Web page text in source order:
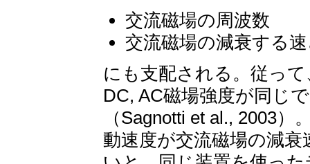
交流磁場の周波数
交流磁場の減衰する
にも支配される。従っ
DC, AC磁場強度が同じ
（Sagnotti et al., 2003
動速度が交流磁場の減